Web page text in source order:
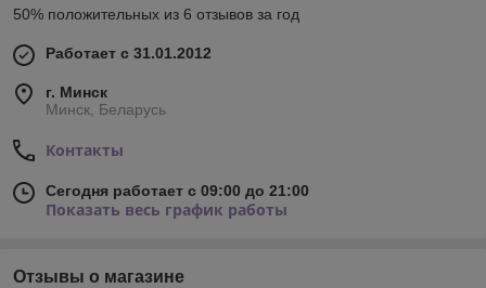
50% положительных из 6 отзывов за год
Работает с 31.01.2012
г. Минск
Минск, Беларусь
Контакты
Сегодня работает с 09:00 до 21:00
Показать весь график работы
Отзывы о магазине